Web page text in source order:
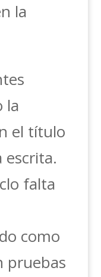
la
la
el título
escrita.
falta
como
pruebas